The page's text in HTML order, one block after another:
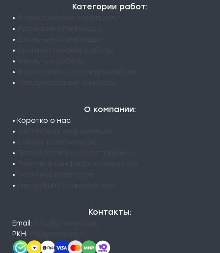
Категории работ:
•
•
•
•
•
•
•
О компании:
• Коротко о нас
•
•
•
•
•
•
Контакты:
Email:
РКН: